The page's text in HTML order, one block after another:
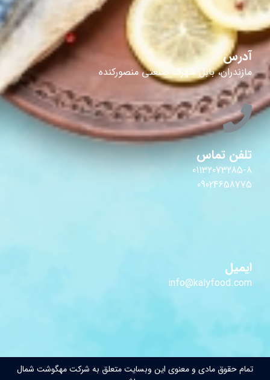
آدرس
مازندران، بابل شهرک صنعتی منصورکنده
تلفن تماس
01132073285-8
09024658775
ایمیل
info@kalyfood.com
تمام حقوق مادی و معنوی این وبسایت متعلق به شرکت مهگوشت شمال